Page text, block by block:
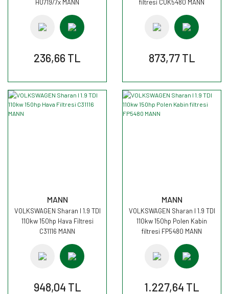
HU719/7x MANN
236,66 TL
filtresi CUK5480 MANN
873,77 TL
MANN
VOLKSWAGEN Sharan I 1.9 TDI
110kw 150hp Hava Filtresi
C31116 MANN
948,04 TL
MANN
VOLKSWAGEN Sharan I 1.9 TDI
110kw 150hp Polen Kabin
filtresi FP5480 MANN
1.227,64 TL